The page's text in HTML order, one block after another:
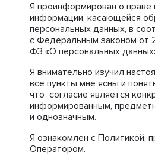
Я проинформирован о праве
информации, касающейся
персональных данных, в
с Федеральным законом от
ФЗ «О персональных
Я внимательно изучил
все пункты мне ясны и
что согласие является
информированным,
и однозначным.
Я ознакомлен с Политикой,
Оператором.